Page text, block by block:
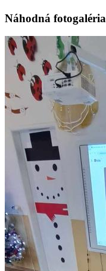
Náhodná fotogaléria